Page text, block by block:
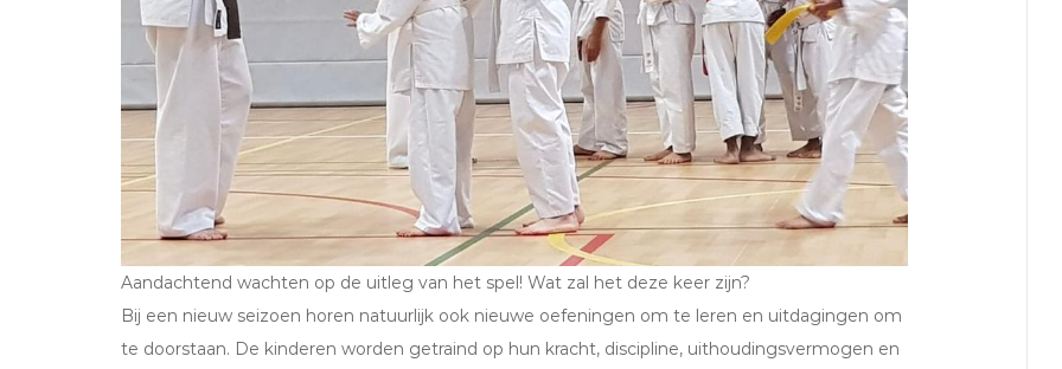
Aandachtend wachten op de uitleg van het spel! Wat zal het deze keer zijn?
Bij een nieuw seizoen horen natuurlijk ook nieuwe oefeningen om te leren en uitdagingen om
te doorstaan. De kinderen worden getraind op hun kracht, discipline, uithoudingsvermogen en